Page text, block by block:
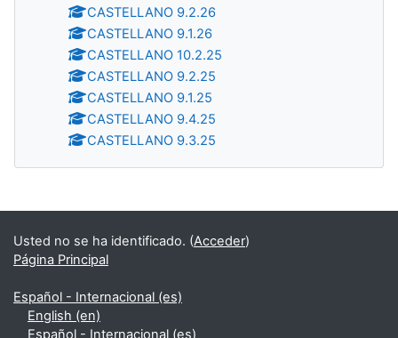
CASTELLANO 9.2.26
CASTELLANO 9.1.26
CASTELLANO 10.2.25
CASTELLANO 9.2.25
CASTELLANO 9.1.25
CASTELLANO 9.4.25
CASTELLANO 9.3.25
Bloques
Usted no se ha identificado. (Acceder)
Página Principal
Español - Internacional ‎(es)‎
English ‎(en)‎
Español - Internacional ‎(es)‎